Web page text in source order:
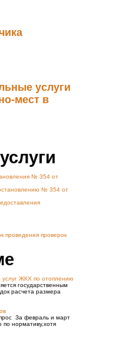
услуги
мест в
№ 354 от
№ 354 от
проведения проверок
ЖКХ по отоплению
государственным
расчета размера
За февраль и март
нормативу,хотя